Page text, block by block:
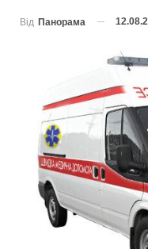
Від Панорама